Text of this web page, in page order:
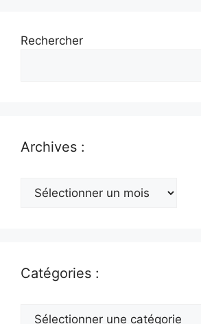
Rechercher
Archives :
Archives
Catégories :
Catégories